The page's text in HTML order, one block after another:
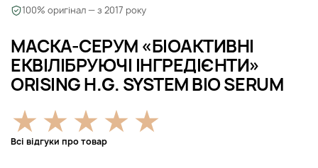
МАСКА-СЕРУМ «БІОАКТИВНІ
ЕКВІЛІБРУЮЧІ ІНГРЕДІЄНТИ»
ORISING H.G. SYSTEM BIO SERUM
Всі відгуки про товар
100% оригінал — з 2017 року